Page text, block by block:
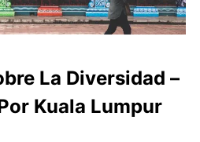
La Diversidad –
Kuala Lumpur